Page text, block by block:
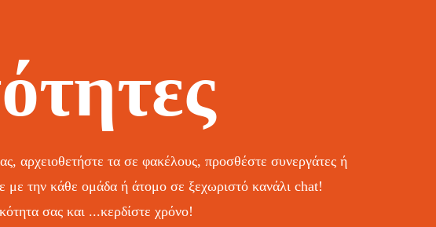
αρχειοθετήστε τα σε φακέλους, προσθέστε συνεργάτες ή
με την κάθε ομάδα ή άτομο σε ξεχωριστό κανάλι chat!
σας και ...κερδίστε χρόνο!